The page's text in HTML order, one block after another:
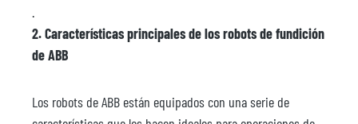
.
2. Características principales de los robots de fundición
de ABB
Los robots de ABB están equipados con una serie de